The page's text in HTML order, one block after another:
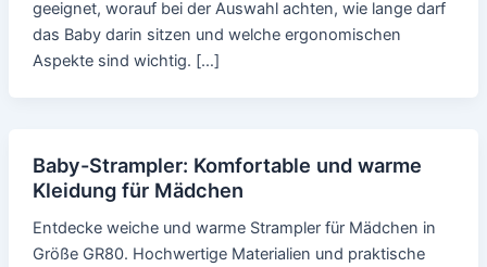
geeignet, worauf bei der Auswahl achten, wie lange darf
das Baby darin sitzen und welche ergonomischen
Aspekte sind wichtig. […]
Baby-Strampler: Komfortable und warme
Kleidung für Mädchen
Entdecke weiche und warme Strampler für Mädchen in
Größe GR80. Hochwertige Materialien und praktische